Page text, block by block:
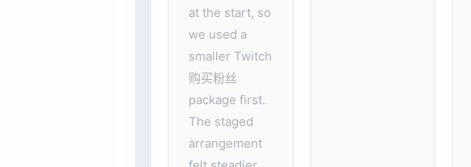
at the start, so
we used a
smaller Twitch
购买粉丝
package first.
The staged
arrangement